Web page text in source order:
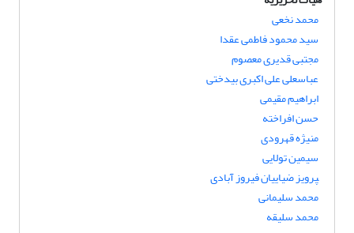
محمد نخعی
سید محمود فاطمی عقدا
مجتبی قدیری معصوم
عباسعلی علی اکبری بیدختی
ابراهیم مقیمی
حسن افراخته
منیژه قهرودی
سیمین تولایی
‍‍‍‍‍‍‍‍‍‍‍‍‍‍‍‍‍‍‍‍‍‍‍‍‍‍‍‍‍پرویز ضیاییان فیروز آبادی
محمد سلیمانی
محمد سلیقه